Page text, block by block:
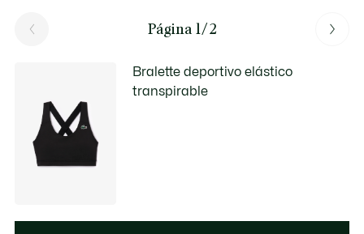
Página 1/2
Bralette deportivo elástico
transpirable